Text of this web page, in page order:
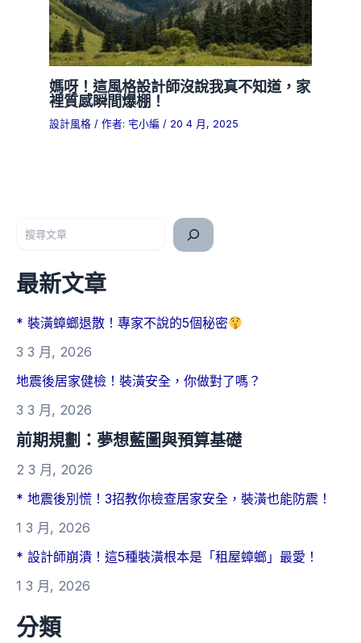
媽呀！這風格設計師沒說我真不知道，家
裡質感瞬間爆棚！
設計風格 / 作者: 宅小編/ 20 4 月, 2025
最新文章
* 裝潢蟑螂退散！專家不說的5個秘密
3 3 月, 2026
地震後居家健檢！裝潢安全，你做對了嗎？
3 3 月, 2026
前期規劃：夢想藍圖與預算基礎
2 3 月, 2026
* 地震後別慌！3招教你檢查居家安全，裝潢也能防震！
1 3 月, 2026
* 設計師崩潰！這5種裝潢根本是「租屋蟑螂」最愛！
1 3 月, 2026
分類